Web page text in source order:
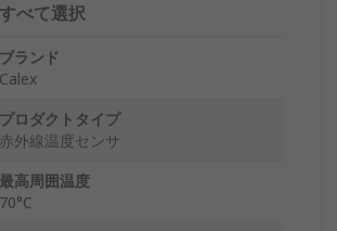
すべて選択
ブランド
Calex
プロダクトタイプ
赤外線温度センサ
最高周囲温度
70°C